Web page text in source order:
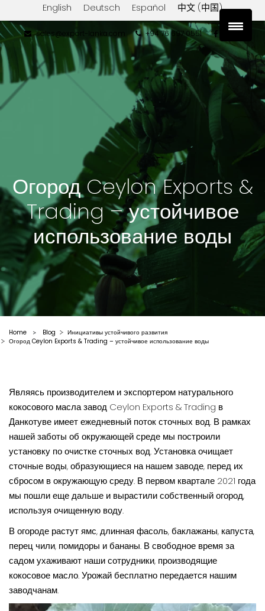
English Deutsch Español 中文 (中国)
sales@export-lanka.com +94 76 697 0551
Огород Ceylon Exports &
Trading – устойчивое
использование воды
Home > Blog
Инициативы устойчивого развития
Огород Ceylon Exports & Trading – устойчивое использование воды
Являясь производителем и экспортером натурального
кокосового маслазавод Ceylon Exports & Trading в
Данкотуве имеет ежедневный поток сточных вод. В рамках
нашей заботы об окружающей среде мы построили
установку по очистке сточных вод. Установка очищает
сточные воды, образующиеся на нашем заводе, перед их
сбросом в окружающую среду. В первом квартале 2021 года
мы пошли еще дальше и вырастили собственный огород,
используя очищенную воду.
В огороде растут ямс, длинная фасоль, баклажаны, капуста,
перец чили, помидоры и бананы. В свободное время за
садом ухаживают наши сотрудники, производящие
кокосовое масло. Урожай бесплатно передается нашим
заводчанам.